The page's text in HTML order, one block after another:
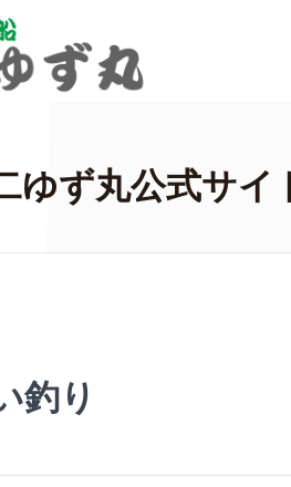
ゆず丸公式サイ
釣り